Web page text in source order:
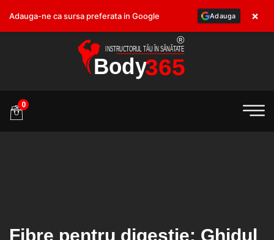
0
Fibre pentru digestie: Ghidul
Adauga-ne ca sursa preferata in Google Adauga ×